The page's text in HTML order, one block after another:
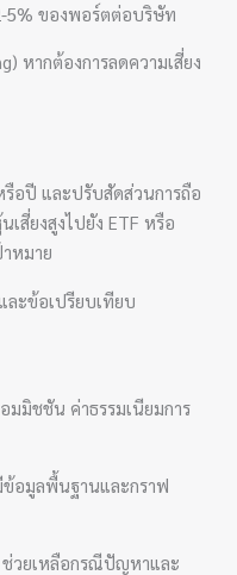
5% ของพอร์ตต่อบริษัท
หากต้องการลดความเสี่ยง
อปี และปรับสัดส่วนการถือ
เสี่ยงสูงไปยัง ETF หรือ
าหมาย
ละข้อเปรียบเทียบ
มมิชชัน ค่าธรรมเนียมการ
ข้อมูลพื้นฐานและกราฟ
ช่วยเหลือกรณีปัญหาและ